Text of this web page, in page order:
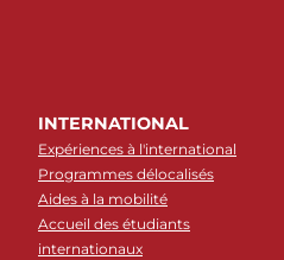
INTERNATIONAL
Expériences à l'international
Programmes délocalisés
Aides à la mobilité
Accueil des étudiants
internationaux